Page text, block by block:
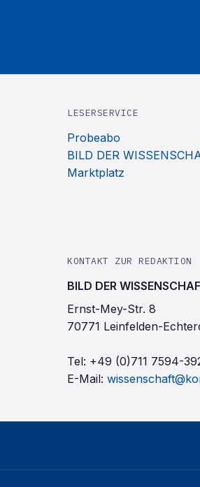
LESERSERVICE
Probeabo
BILD DER
Marktplatz
KONTAKT ZUR REDAKTION
BILD DER
Ernst-Mey-Str. 8
70771 Leinfelden-
Tel: +49 (0)711 7594-
E-Mail: